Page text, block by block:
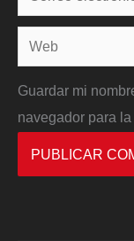
electrónico*
Web
Guardar mi
navegador para